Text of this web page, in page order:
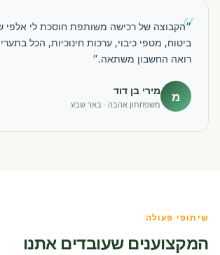
״
״הקבוצה של רכישה משותפת חוסכת לי אלפי
ביטוח, מטפי כיבוי, ערכות חינוכיות, הכל
רואה החשבון משתאה.״
מ מירי בן דוד
משפחתון אהבה · באר שבע
שיתופי פעולה
המקצוענים שעובדים אתנו